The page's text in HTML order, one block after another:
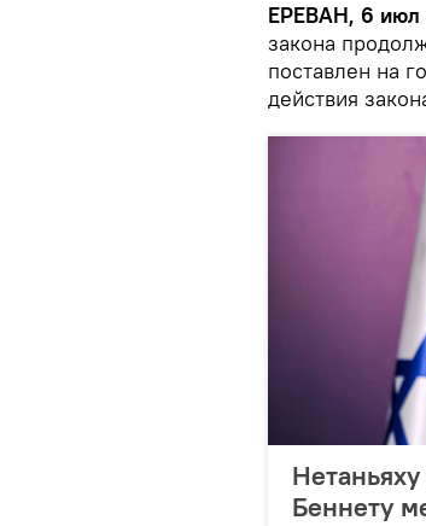
ЕРЕВАН, 6 июл
закона
поставлен на
действия
Беннету